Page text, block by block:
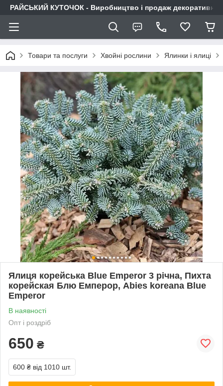
РАЙСЬКИЙ КУТОЧОК - Виробництво і продаж декоративних
Товари та послуги Хвойні рослини Ялинки і ялиці
Ялиця корейська Blue Emperor 3 річна, Пихта
корейская Блю Емперор, Abies koreana Blue
Emperor
В наявності
Опт і роздріб
650 ₴
600 ₴ від 1010 шт.